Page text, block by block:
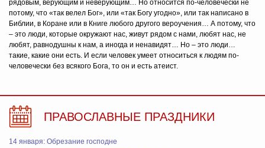
рядовым, верующим и неверующим… Но относится по-человечески не
потому, что «так велел Бог», или «так Богу угодно», или так написано в
Библии, в Коране или в Книге любого другого вероучения… А потому, что
– это люди, которые окружают нас, живут рядом с нами, любят нас, не
любят, равнодушны к нам, а иногда и ненавидят… Но – это люди…
такие, какие они есть. И если человек умеет относиться к людям по-
человечески без всякого Бога, то он и есть атеист.
ПРАВОСЛАВНЫЕ ПРАЗДНИКИ
14 января: Обрезание господне